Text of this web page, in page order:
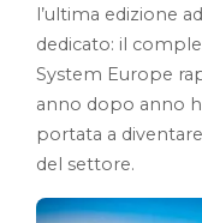
l’ultima edizione
dedicato: il
System Europe
anno dopo anno
portata a
del settore.